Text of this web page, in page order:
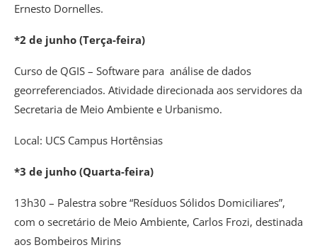
Ernesto Dornelles.
*2 de junho (Terça-feira)
Curso de QGIS – Software para análise de dados
georreferenciados. Atividade direcionada aos servidores da
Secretaria de Meio Ambiente e Urbanismo.
Local: UCS Campus Hortênsias
*3 de junho (Quarta-feira)
13h30 – Palestra sobre “Resíduos Sólidos Domiciliares”,
com o secretário de Meio Ambiente, Carlos Frozi, destinada
aos Bombeiros Mirins